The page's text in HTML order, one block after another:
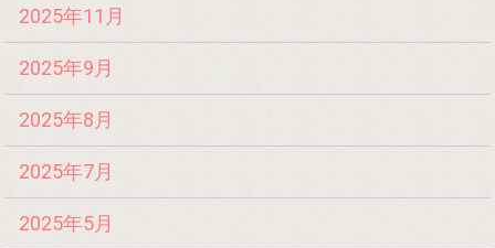
2025年11月
2025年9月
2025年8月
2025年7月
2025年5月